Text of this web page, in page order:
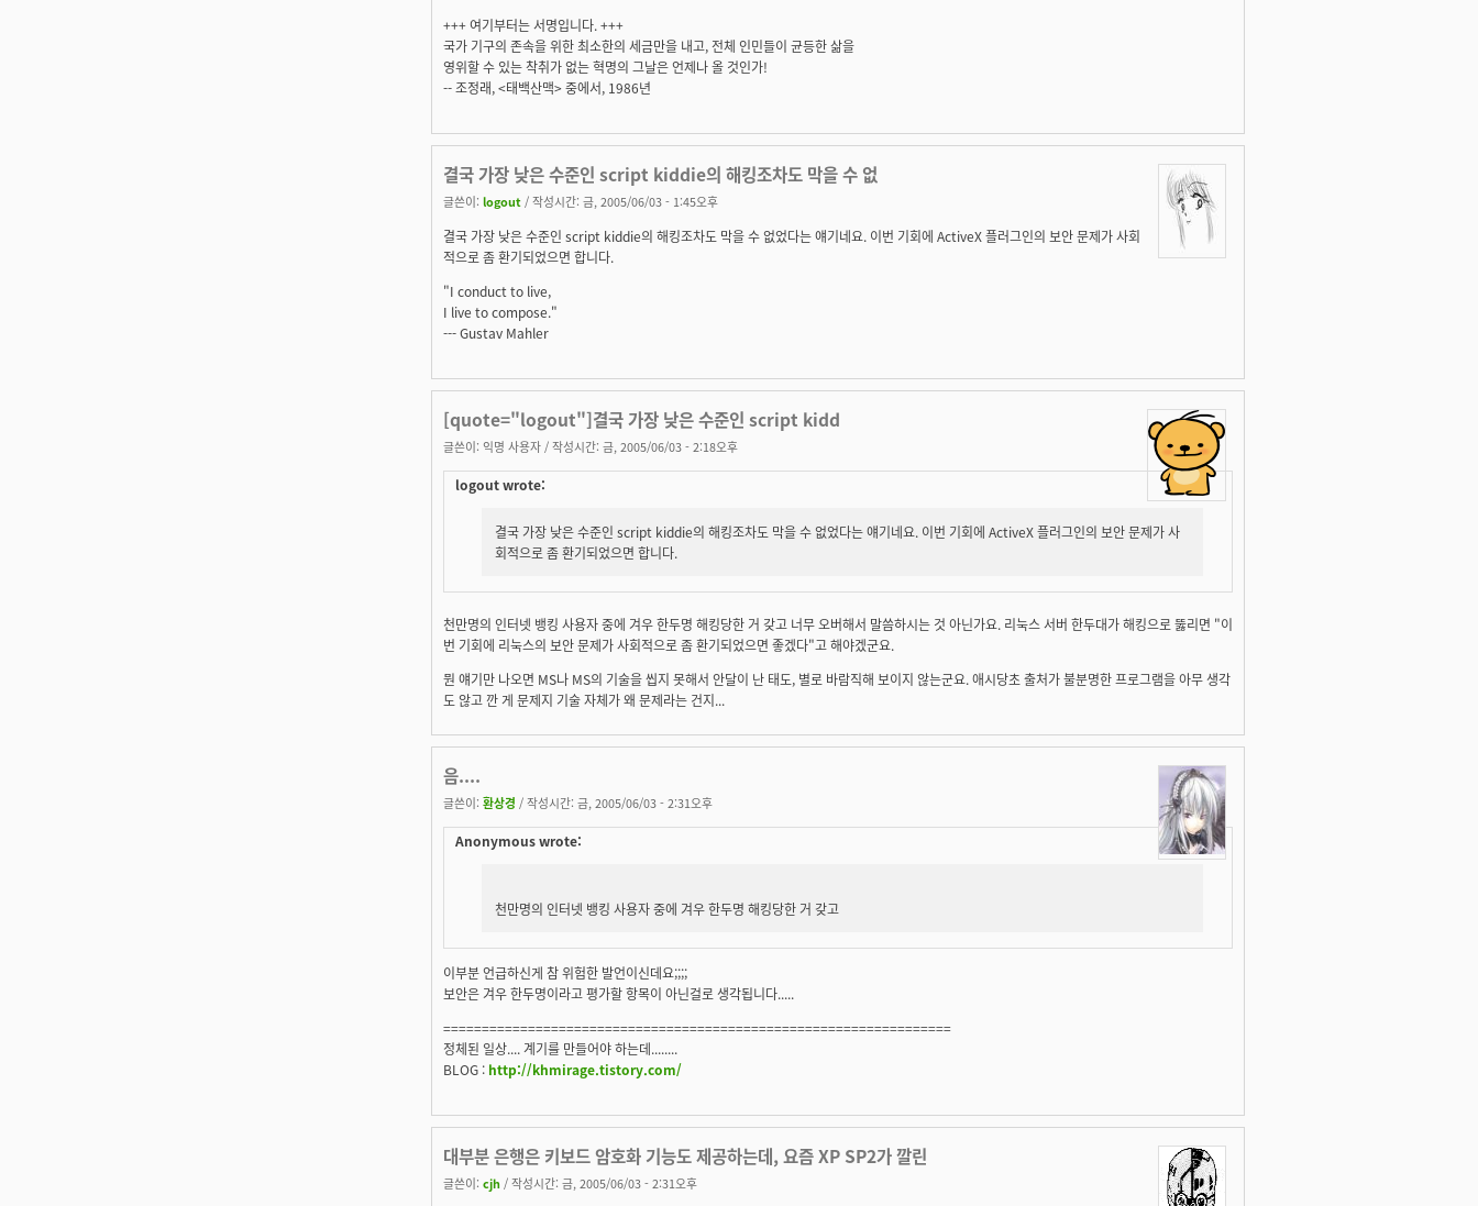
+++ 여기부터는 서명입니다. +++
국가 기구의 존속을 위한 최소한의 세금만을 내고, 전체 인민들이 균등한 삶을
영위할 수 있는 착취가 없는 혁명의 그날은 언제나 올 것인가!
-- 조정래, <태백산맥> 중에서, 1986년
결국 가장 낮은 수준인 script kiddie의 해킹조차도 막을 수 없
글쓴이: logout / 작성시간: 금, 2005/06/03 - 1:45오후
결국 가장 낮은 수준인 script kiddie의 해킹조차도 막을 수 없었다는 얘기네요. 이번 기회에 ActiveX 플러그인의 보안 문제가 사회
적으로 좀 환기되었으면 합니다.
"I conduct to live,
I live to compose."
--- Gustav Mahler
[quote="logout"]결국 가장 낮은 수준인 script kidd
글쓴이: 익명 사용자 / 작성시간: 금, 2005/06/03 - 2:18오후
logout wrote:
결국 가장 낮은 수준인 script kiddie의 해킹조차도 막을 수 없었다는 얘기네요. 이번 기회에 ActiveX 플러그인의 보안 문제가 사
회적으로 좀 환기되었으면 합니다.
천만명의 인터넷 뱅킹 사용자 중에 겨우 한두명 해킹당한 거 갖고 너무 오버해서 말씀하시는 것 아닌가요. 리눅스 서버 한두대가 해킹으로 뚫리면 "이
번 기회에 리눅스의 보안 문제가 사회적으로 좀 환기되었으면 좋겠다"고 해야겠군요.
뭔 얘기만 나오면 MS나 MS의 기술을 씹지 못해서 안달이 난 태도, 별로 바람직해 보이지 않는군요. 애시당초 출처가 불분명한 프로그램을 아무 생각
도 않고 깐 게 문제지 기술 자체가 왜 문제라는 건지...
음....
글쓴이: 환상경 / 작성시간: 금, 2005/06/03 - 2:31오후
Anonymous wrote:
천만명의 인터넷 뱅킹 사용자 중에 겨우 한두명 해킹당한 거 갖고
이부분 언급하신게 참 위험한 발언이신데요;;;;
보안은 겨우 한두명이라고 평가할 항목이 아닌걸로 생각됩니다.....
==================================================================
정체된 일상.... 계기를 만들어야 하는데........
BLOG : http://khmirage.tistory.com/
대부분 은행은 키보드 암호화 기능도 제공하는데, 요즘 XP SP2가 깔린
글쓴이: cjh / 작성시간: 금, 2005/06/03 - 2:31오후